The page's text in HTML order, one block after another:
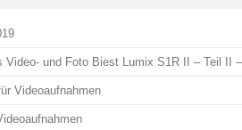
Video- und Foto Biest Lumix S1R II – Teil II –
Videoaufnahmen